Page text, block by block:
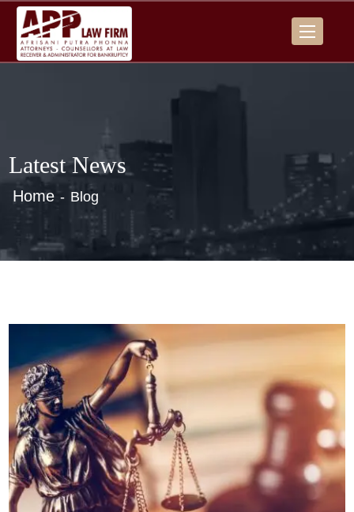
Latest News
Home Blog